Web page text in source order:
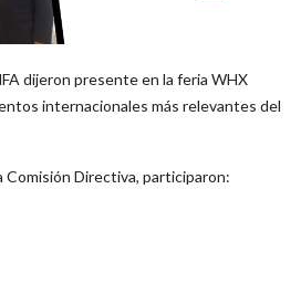
dijeron presente en la feria WHX
internacionales más relevantes del
Directiva, participaron: